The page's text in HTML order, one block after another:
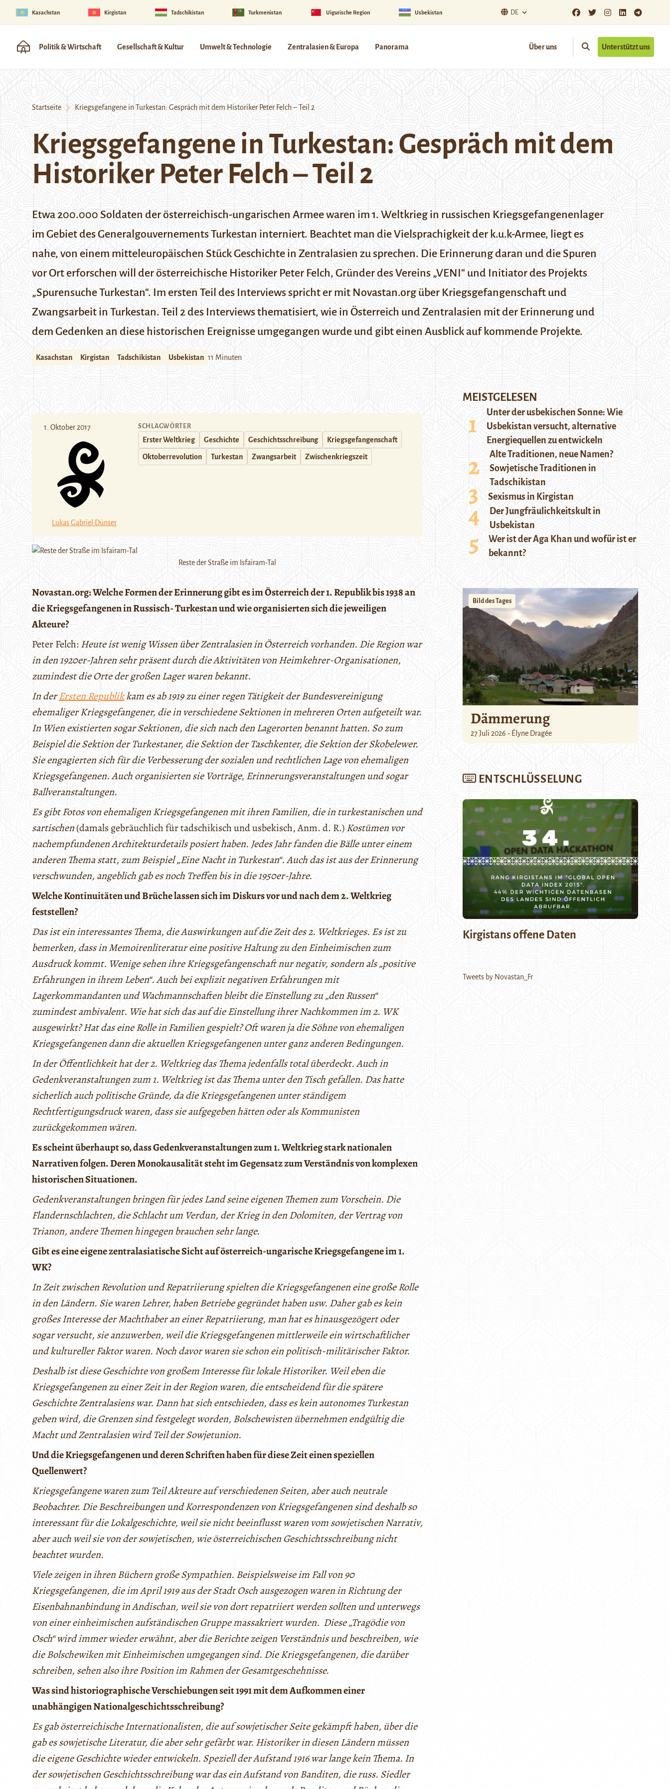
Kasachstan Kirgistan Tadschikistan Turkmenistan Uigurische Region Usbekistan DE
Politik & Wirtschaft Gesellschaft & Kultur Umwelt & Technologie Zentralasien & Europa Panorama Über uns Unterstützt uns
Startseite Kriegsgefangene in Turkestan: Gespräch mit dem Historiker Peter Felch – Teil 2
Kriegsgefangene in Turkestan: Gespräch mit dem
Historiker Peter Felch – Teil 2
Etwa 200.000 Soldaten der österreichisch-ungarischen Armee waren im 1. Weltkrieg in russischen Kriegsgefangenenlager
im Gebiet des Generalgouvernements Turkestan interniert. Beachtet man die Vielsprachigkeit der k.u.k-Armee, liegt es
nahe, von einem mitteleuropäischen Stück Geschichte in Zentralasien zu sprechen. Die Erinnerung daran und die Spuren
vor Ort erforschen will der österreichische Historiker Peter Felch, Gründer des Vereins „VENI“ und Initiator des Projekts
„Spurensuche Turkestan“. Im ersten Teil des Interviews spricht er mit Novastan.org über Kriegsgefangenschaft und
Zwangsarbeit in Turkestan. Teil 2 des Interviews thematisiert, wie in Österreich und Zentralasien mit der Erinnerung und
dem Gedenken an diese historischen Ereignisse umgegangen wurde und gibt einen Ausblick auf kommende Projekte.
Kasachstan Kirgistan Tadschikistan Usbekistan 11 Minuten
1. Oktober 2017
Lukas Gabriel Dünser
SCHLAGWÖRTER
Erster Weltkrieg Geschichte Geschichtsschreibung Kriegsgefangenschaft
Oktoberrevolution Turkestan Zwangsarbeit Zwischenkriegszeit
Reste der Straße im Isfairam-Tal
Novastan.org: Welche Formen der Erinnerung gibt es im Österreich der 1. Republik bis 1938 an
die Kriegsgefangenen in Russisch- Turkestan und wie organisierten sich die jeweiligen
Akteure?
Peter Felch: Heute ist wenig Wissen über Zentralasien in Österreich vorhanden. Die Region war
in den 1920er-Jahren sehr präsent durch die Aktivitäten von Heimkehrer-Organisationen,
zumindest die Orte der großen Lager waren bekannt.
In derErsten Republikkam es ab 1919 zu einer regen Tätigkeit der Bundesvereinigung
ehemaliger Kriegsgefangener, die in verschiedene Sektionen in mehreren Orten aufgeteilt war.
In Wien existierten sogar Sektionen, die sich nach den Lagerorten benannt hatten. So zum
Beispiel die Sektion der Turkestaner, die Sektion der Taschkenter, die Sektion der Skobelewer.
Sie engagierten sich für die Verbesserung der sozialen und rechtlichen Lage von ehemaligen
Kriegsgefangenen. Auch organisierten sie Vorträge, Erinnerungsveranstaltungen und sogar
Ballveranstaltungen.
Es gibt Fotos von ehemaligen Kriegsgefangenen mit ihren Familien, die in turkestanischen und
sartischen(damals gebräuchlich für tadschikisch und usbekisch, Anm. d. R.)Kostümen vor
nachempfundenen Architekturdetails posiert haben. Jedes Jahr fanden die Bälle unter einem
anderen Thema statt, zum Beispiel „Eine Nacht in Turkestan“. Auch das ist aus der Erinnerung
verschwunden, angeblich gab es noch Treffen bis in die 1950er-Jahre.
Welche Kontinuitäten und Brüche lassen sich im Diskurs vor und nach dem 2. Weltkrieg
feststellen?
Das ist ein interessantes Thema, die Auswirkungen auf die Zeit des 2. Weltkrieges. Es ist zu
bemerken, dass in Memoirenliteratur eine positive Haltung zu den Einheimischen zum
Ausdruck kommt. Wenige sehen ihre Kriegsgefangenschaft nur negativ, sondern als „positive
Erfahrungen in ihrem Leben“. Auch bei explizit negativen Erfahrungen mit
Lagerkommandanten und Wachmannschaften bleibt die Einstellung zu „den Russen“
zumindest ambivalent. Wie hat sich das auf die Einstellung ihrer Nachkommen im 2. WK
ausgewirkt? Hat das eine Rolle in Familien gespielt? Oft waren ja die Söhne von ehemaligen
Kriegsgefangenen dann die aktuellen Kriegsgefangenen unter ganz anderen Bedingungen.
In der Öffentlichkeit hat der 2. Weltkrieg das Thema jedenfalls total überdeckt. Auch in
Gedenkveranstaltungen zum 1. Weltkrieg ist das Thema unter den Tisch gefallen. Das hatte
sicherlich auch politische Gründe, da die Kriegsgefangenen unter ständigem
Rechtfertigungsdruck waren, dass sie aufgegeben hätten oder als Kommunisten
zurückgekommen wären.
Es scheint überhaupt so, dass Gedenkveranstaltungen zum 1. Weltkrieg stark nationalen
Narrativen folgen. Deren Monokausalität steht im Gegensatz zum Verständnis von komplexen
historischen Situationen.
Gedenkveranstaltungen bringen für jedes Land seine eigenen Themen zum Vorschein. Die
Flandernschlachten, die Schlacht um Verdun, der Krieg in den Dolomiten, der Vertrag von
Trianon, andere Themen hingegen brauchen sehr lange.
Gibt es eine eigene zentralasiatische Sicht auf österreich-ungarische Kriegsgefangene im 1.
WK?
In Zeit zwischen Revolution und Repatriierung spielten die Kriegsgefangenen eine große Rolle
in den Ländern. Sie waren Lehrer, haben Betriebe gegründet haben usw. Daher gab es kein
großes Interesse der Machthaber an einer Repatriierung, man hat es hinausgezögert oder
sogar versucht, sie anzuwerben, weil die Kriegsgefangenen mittlerweile ein wirtschaftlicher
und kultureller Faktor waren. Noch davor waren sie schon ein politisch-militärischer Faktor.
Deshalb ist diese Geschichte von großem Interesse für lokale Historiker. Weil eben die
Kriegsgefangenen zu einer Zeit in der Region waren, die entscheidend für die spätere
Geschichte Zentralasiens war. Dann hat sich entschieden, dass es kein autonomes Turkestan
geben wird, die Grenzen sind festgelegt worden, Bolschewisten übernehmen endgültig die
Macht und Zentralasien wird Teil der Sowjetunion.
Und die Kriegsgefangenen und deren Schriften haben für diese Zeit einen speziellen
Quellenwert?
Kriegsgefangene waren zum Teil Akteure auf verschiedenen Seiten, aber auch neutrale
Beobachter. Die Beschreibungen und Korrespondenzen von Kriegsgefangenen sind deshalb so
interessant für die Lokalgeschichte, weil sie nicht beeinflusst waren vom sowjetischen Narrativ,
aber auch weil sie von der sowjetischen, wie österreichischen Geschichtsschreibung nicht
beachtet wurden.
Viele zeigen in ihren Büchern große Sympathien. Beispielsweise im Fall von 90
Kriegsgefangenen, die im April 1919 aus der Stadt Osch ausgezogen waren in Richtung der
Eisenbahnanbindung in Andischan, weil sie von dort repatriiert werden sollten und unterwegs
von einer einheimischen aufständischen Gruppe massakriert wurden. Diese „Tragödie von
Osch“ wird immer wieder erwähnt, aber die Berichte zeigen Verständnis und beschreiben, wie
die Bolschewiken mit Einheimischen umgegangen sind. Die Kriegsgefangenen, die darüber
schreiben, sehen also ihre Position im Rahmen der Gesamtgeschehnisse.
Was sind historiographische Verschiebungen seit 1991 mit dem Aufkommen einer
unabhängigen Nationalgeschichtsschreibung?
Es gab österreichische Internationalisten, die auf sowjetischer Seite gekämpft haben, über die
gab es sowjetische Literatur, die aber sehr gefärbt war. Historiker in diesen Ländern müssen
die eigene Geschichte wieder entwickeln. Speziell der Aufstand 1916 war lange kein Thema. In
der sowjetischen Geschichtsschreibung war das ein Aufstand von Banditen, die russ. Siedler
MEISTGELESEN
Unter der usbekischen Sonne: Wie
Usbekistan versucht, alternative
Energiequellen zu entwickeln
Alte Traditionen, neue Namen?
Sowjetische Traditionen in
Tadschikistan
Sexismus in Kirgistan
Der Jungfräulichkeitskult in
Usbekistan
Wer ist der Aga Khan und wofür ist er
bekannt?
Bild des Tages
Dämmerung
27 Juli 2026 - Élyne Dragée
ENTSCHLÜSSELUNG
Kirgistans offene Daten
Tweets by Novastan_Fr